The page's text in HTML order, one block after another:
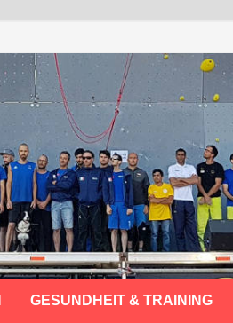
GESUNDHEIT & TRAINING